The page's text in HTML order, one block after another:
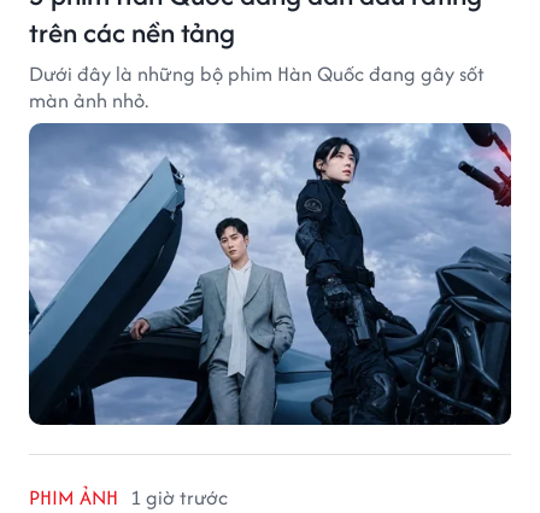
trên các nền tảng
Dưới đây là những bộ phim Hàn Quốc đang gây sốt
màn ảnh nhỏ.
PHIM ẢNH 1 giờ trước